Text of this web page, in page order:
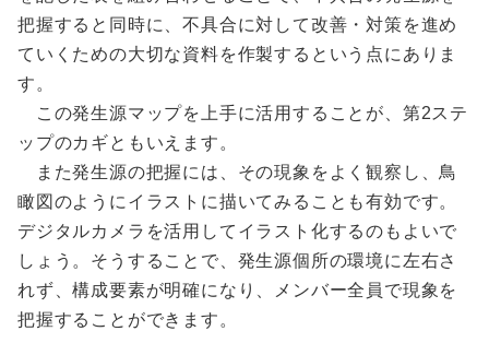
把握すると同時に、不具合に対して改善・対策を進め
ていくための大切な資料を作製するという点にありま
す。
この発生源マップを上手に活用することが、第2ステ
ップのカギともいえます。
また発生源の把握には、その現象をよく観察し、鳥
瞰図のようにイラストに描いてみることも有効です。
デジタルカメラを活用してイラスト化するのもよいで
しょう。そうすることで、発生源個所の環境に左右さ
れず、構成要素が明確になり、メンバー全員で現象を
把握することができます。